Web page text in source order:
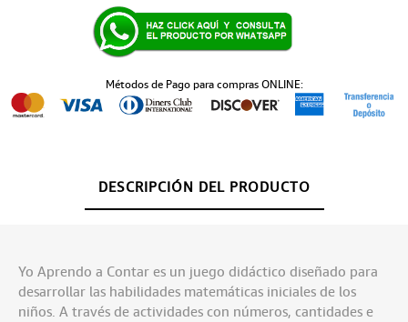
Métodos de Pago para compras ONLINE:
DESCRIPCIÓN DEL PRODUCTO
Yo Aprendo a Contar es un juego didáctico diseñado para
desarrollar las habilidades matemáticas iniciales de los
niños. A través de actividades con números, cantidades e